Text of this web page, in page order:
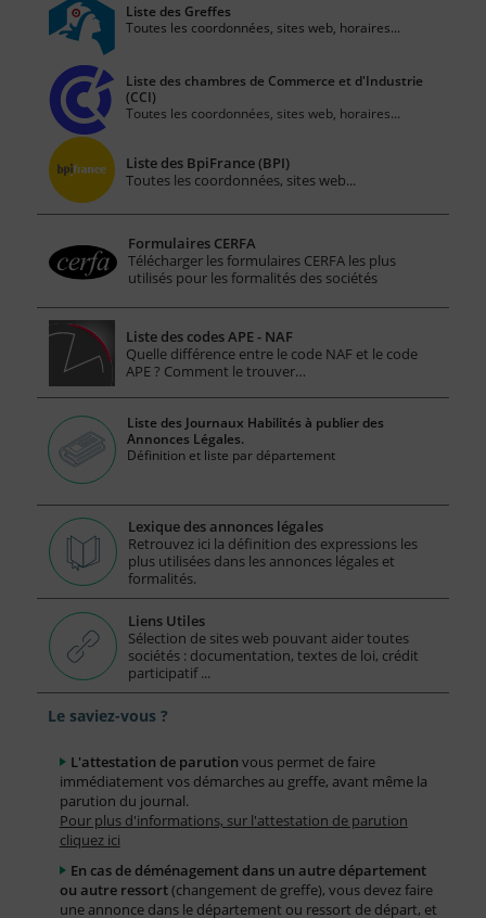
Liste des Greffes
Toutes les coordonnées, sites web, horaires...
Liste des chambres de Commerce et d'Industrie
(CCI)
Toutes les coordonnées, sites web, horaires...
Liste des BpiFrance (BPI)
Toutes les coordonnées, sites web...
Formulaires CERFA
Télécharger les formulaires CERFA les plus
utilisés pour les formalités des sociétés
Liste des codes APE - NAF
Quelle différence entre le code NAF et le code
APE ? Comment le trouver…
Liste des Journaux Habilités à publier des
Annonces Légales.
Définition et liste par département
Lexique des annonces légales
Retrouvez ici la définition des expressions les
plus utilisées dans les annonces légales et
formalités.
Liens Utiles
Sélection de sites web pouvant aider toutes
sociétés : documentation, textes de loi, crédit
participatif ...
Le saviez-vous ?
L'attestation de parution vous permet de faire
immédiatement vos démarches au greffe, avant même la
parution du journal.
Pour plus d'informations, sur l'attestation de parution
cliquez ici
En cas de déménagement dans un autre département
ou autre ressort(changement de greffe), vous devez faire
une annonce dans le département ou ressort de départ, et